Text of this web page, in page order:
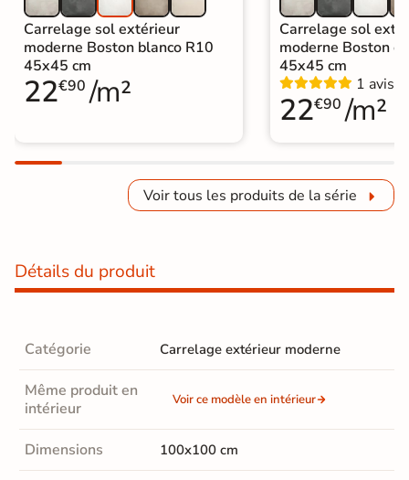
Carrelage sol extérieur
moderne Boston blanco R10
45x45 cm
22€90 /m²
Carrelage sol
moderne Boston
45x45 cm
1 avis
22€90 /m²
Voir tous les produits de la série
Détails du produit
Catégorie Carrelage extérieur moderne
Même produit en
intérieur
Voir ce modèle en intérieur
Dimensions 100x100 cm